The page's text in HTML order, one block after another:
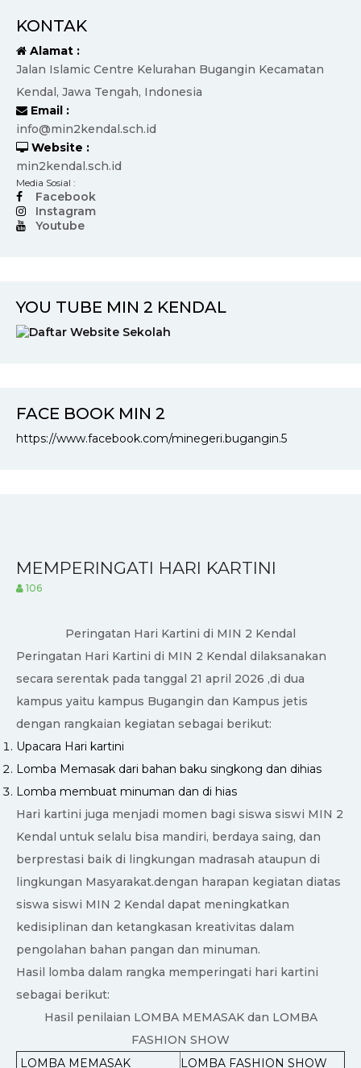
KONTAK
Alamat :
Jalan Islamic Centre Kelurahan Bugangin Kecamatan
Kendal, Jawa Tengah, Indonesia
Email :
info@min2kendal.sch.id
Website :
min2kendal.sch.id
Media Sosial :
Facebook
Instagram
Youtube
YOU TUBE MIN 2 KENDAL
FACE BOOK MIN 2
https://www.facebook.com/minegeri.bugangin.5
MEMPERINGATI HARI KARTINI
106
Peringatan Hari Kartini di MIN 2 Kendal
Peringatan Hari Kartini di MIN 2 Kendal dilaksanakan
secara serentak pada tanggal 21 april 2026 ,di dua
kampus yaitu kampus Bugangin dan Kampus jetis
dengan rangkaian kegiatan sebagai berikut:
Upacara Hari kartini
Lomba Memasak dari bahan baku singkong dan dihias
Lomba membuat minuman dan di hias
Hari kartini juga menjadi momen bagi siswa siswi MIN 2
Kendal untuk selalu bisa mandiri, berdaya saing, dan
berprestasi baik di lingkungan madrasah ataupun di
lingkungan Masyarakat.dengan harapan kegiatan diatas
siswa siswi MIN 2 Kendal dapat meningkatkan
kedisiplinan dan ketangkasan kreativitas dalam
pengolahan bahan pangan dan minuman.
Hasil lomba dalam rangka memperingati hari kartini
sebagai berikut:
Hasil penilaian LOMBA MEMASAK dan LOMBA
FASHION SHOW
LOMBA MEMASAK
LOMBA FASHION SHOW